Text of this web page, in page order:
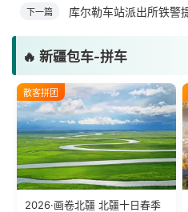
下一篇
🔥 新疆包车-拼车
散客拼团
2026·画卷北疆 北疆十日春季